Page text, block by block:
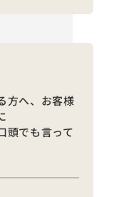
方へ、お客様
頭でも言って